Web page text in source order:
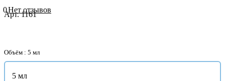
0Нет отзывов
Арт.1161
Объём : 5 мл
5 мл